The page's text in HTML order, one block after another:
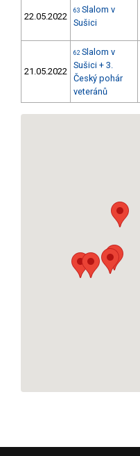
22.05.2022
63 Slalom v
Sušici
21.05.2022
62 Slalom v
Sušici + 3.
Český pohár
veteránů